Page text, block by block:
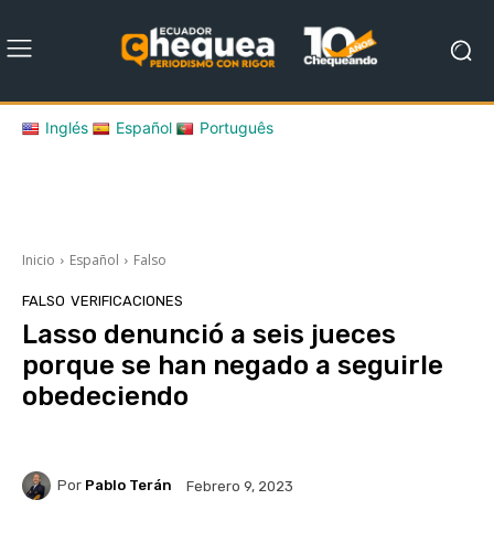
Inglés Español Português
Inicio Español Falso
FALSO VERIFICACIONES
Lasso denunció a seis jueces
porque se han negado a seguirle
obedeciendo
Por Pablo Terán Febrero 9, 2023